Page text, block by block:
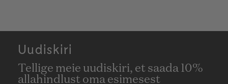
Uudiskiri
Tellige meie uudiskiri, et saada 10%
allahindlust oma esimesest